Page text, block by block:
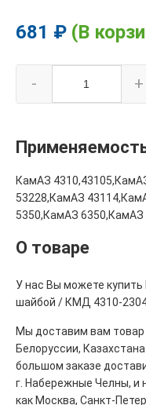
681 ₽ (В
- +
КамАЗ
53228,КамАЗ
5350,КамАЗ
О товаре
У нас Вы можете
шайбой / КМД 4310-
Мы доставим вам товар
Белоруссии,
большом заказе
г. Набережные Челны, и
как Москва, Санкт-